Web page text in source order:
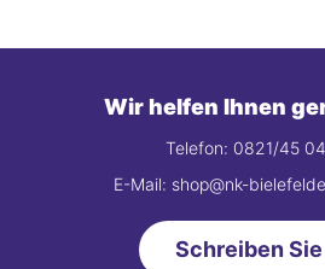
Wir helfen Ihnen
Telefon: 0821/45
E-Mail: shop@nk-
Schreiben